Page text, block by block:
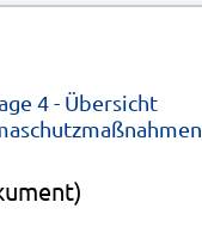
4 - Übersicht